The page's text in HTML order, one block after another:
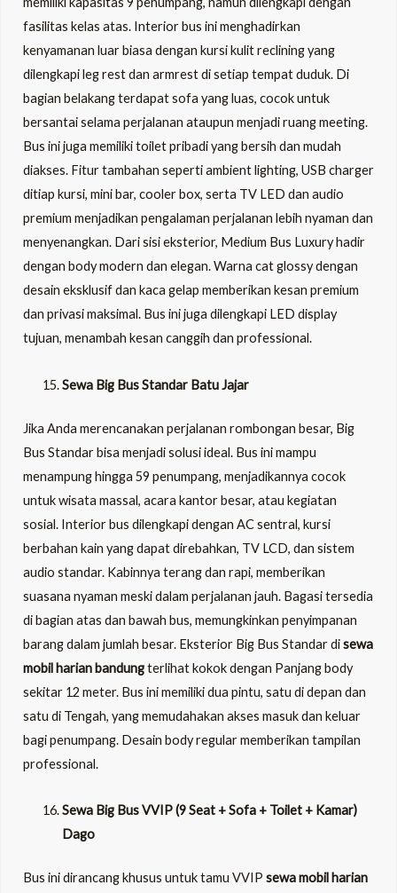
fasilitas kelas atas. Interior bus ini menghadirkan
kenyamanan luar biasa dengan kursi kulit reclining yang
dilengkapi leg rest dan armrest di setiap tempat duduk. Di
bagian belakang terdapat sofa yang luas, cocok untuk
bersantai selama perjalanan ataupun menjadi ruang meeting.
Bus ini juga memiliki toilet pribadi yang bersih dan mudah
diakses. Fitur tambahan seperti ambient lighting, USB charger
ditiap kursi, mini bar, cooler box, serta TV LED dan audio
premium menjadikan pengalaman perjalanan lebih nyaman dan
menyenangkan. Dari sisi eksterior, Medium Bus Luxury hadir
dengan body modern dan elegan. Warna cat glossy dengan
desain eksklusif dan kaca gelap memberikan kesan premium
dan privasi maksimal. Bus ini juga dilengkapi LED display
tujuan, menambah kesan canggih dan professional.
Sewa Big Bus Standar Batu Jajar
Jika Anda merencanakan perjalanan rombongan besar, Big
Bus Standar bisa menjadi solusi ideal. Bus ini mampu
menampung hingga 59 penumpang, menjadikannya cocok
untuk wisata massal, acara kantor besar, atau kegiatan
sosial. Interior bus dilengkapi dengan AC sentral, kursi
berbahan kain yang dapat direbahkan, TV LCD, dan sistem
audio standar. Kabinnya terang dan rapi, memberikan
suasana nyaman meski dalam perjalanan jauh. Bagasi tersedia
di bagian atas dan bawah bus, memungkinkan penyimpanan
barang dalam jumlah besar. Eksterior Big Bus Standar disewa
mobil harian bandungterlihat kokok dengan Panjang body
sekitar 12 meter. Bus ini memiliki dua pintu, satu di depan dan
satu di Tengah, yang memudahakan akses masuk dan keluar
bagi penumpang. Desain body regular memberikan tampilan
professional.
Sewa Big Bus VVIP (9 Seat + Sofa + Toilet + Kamar)
Dago
Bus ini dirancang khusus untuk tamu VVIP sewa mobil harian